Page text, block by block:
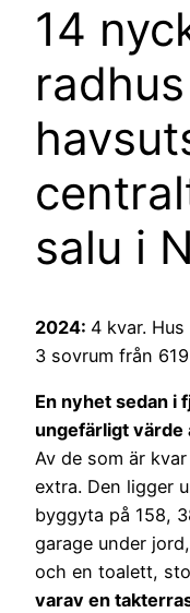
14
salu i
2024: 4 kvar.
3 sovrum från
En nyhet sedan i
ungefärligt värde
Av de som är
extra. Den ligger
byggyta på 158,
garage under
och en toalett,
varav en